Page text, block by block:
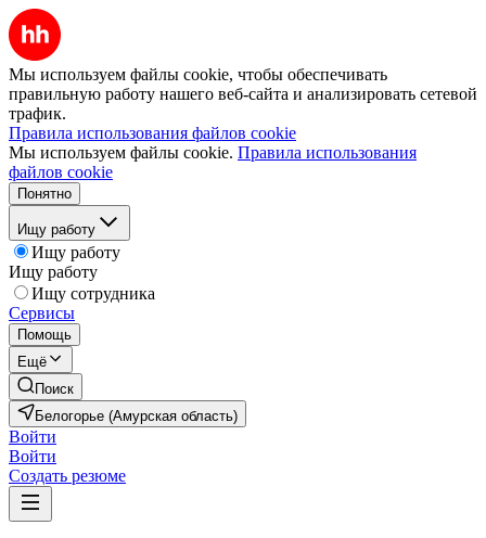
Мы используем файлы cookie, чтобы обеспечивать
правильную работу нашего веб-сайта и анализировать сетевой
трафик.
Правила использования файлов cookie
Мы используем файлы cookie. Правила использования
файлов cookie
Понятно
Ищу работу
Ищу работу
Ищу работу
Ищу сотрудника
Сервисы
Помощь
Ещё
Поиск
Белогорье (Амурская область)
Войти
Войти
Создать резюме